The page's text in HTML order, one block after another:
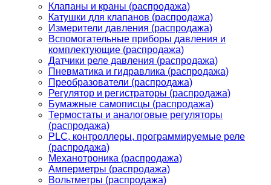
Клапаны и краны (распродажа)
Катушки для клапанов (распродажа)
Измерители давления (распродажа)
Вспомогательные приборы давления и
комплектующие (распродажа)
Датчики реле давления (распродажа)
Пневматика и гидравлика (распродажа)
Преобразователи (распродажа)
Регулятор и регистраторы (распродажа)
Бумажные самописцы (распродажа)
Термостаты и аналоговые регуляторы
(распродажа)
PLС, контроллеры, программируемые реле
(распродажа)
Механотроника (распродажа)
Амперметры (распродажа)
Вольтметры (распродажа)